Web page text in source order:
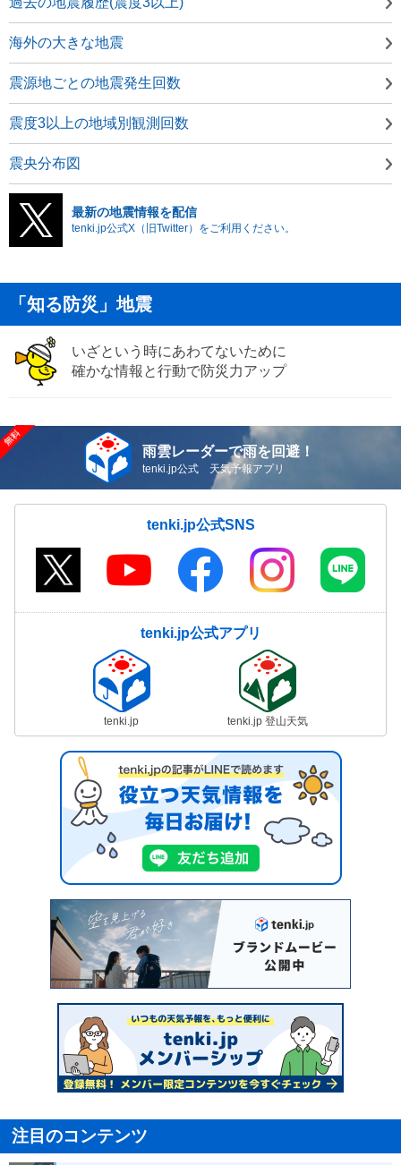
海外の大きな地震
震源地ごとの地震発生回数
震度3以上の地域別観測回数
震央分布図
最新の地震情報を配信
tenki.jp公式X（旧Twitter）をご利用ください。
「知る防災」地震
いざという時にあわてないために
確かな情報と行動で防災力アップ
雨雲レーダーで雨を回避！
tenki.jp公式 天気予報アプリ
tenki.jp公式SNS
tenki.jp公式アプリ
tenki.jp tenki.jp 登山天気
注目のコンテンツ